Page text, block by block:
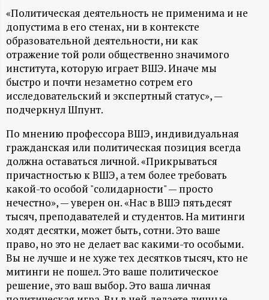
р
м
а
ц
и
о
н
н
ы
й
«Политическая деятельность не применима и не
допустима в его стенах, ни в контексте
образовательной деятельности, ни как
отражение той роли общественно значимого
института, которую играет ВШЭ. Иначе мы
быстро и почти незаметно сотрем его
исследовательский и экспертный статус», —
подчеркнул Шпунт.
По мнению профессора ВШЭ, индивидуальная
гражданская или политическая позиция всегда
должна оставаться личной. «Прикрываться
причастностью к ВШЭ, а тем более требовать
какой-то особой "солидарности" — просто
нечестно», — уверен он. «Нас в ВШЭ пятьдесят
тысяч, преподавателей и студентов. На митинги
ходят десятки, может быть, сотни. Это ваше
право, но это не делает вас какими-то особыми.
Вы не лучше и не хуже тех десятков тысяч, кто не
митинги не пошел. Это ваше политическое
решение, это ваш выбор. Это ваша личная